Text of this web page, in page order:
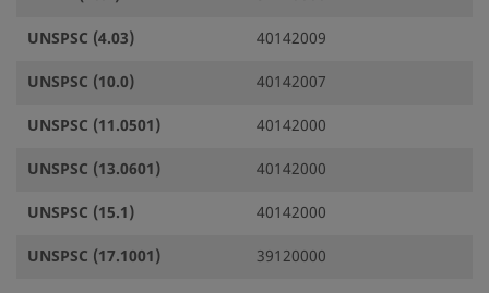
UNSPSC (4.03)
40142009
UNSPSC (10.0)
40142007
UNSPSC (11.0501)
40142000
UNSPSC (13.0601)
40142000
UNSPSC (15.1)
40142000
UNSPSC (17.1001)
39120000